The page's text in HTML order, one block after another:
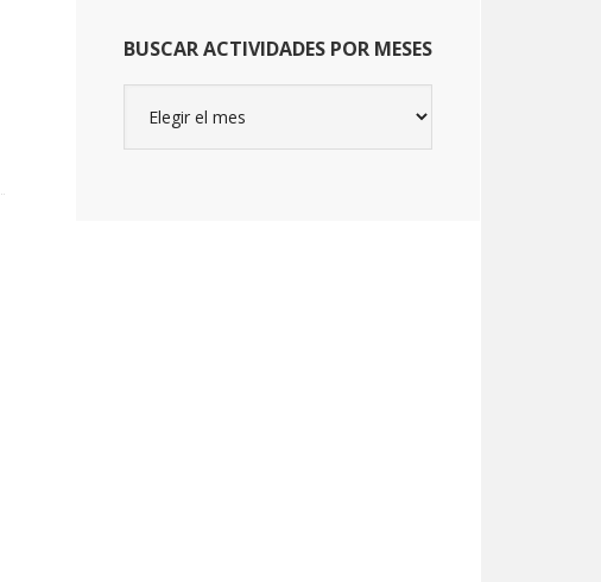
BUSCAR ACTIVIDADES POR MESES
actividades
por